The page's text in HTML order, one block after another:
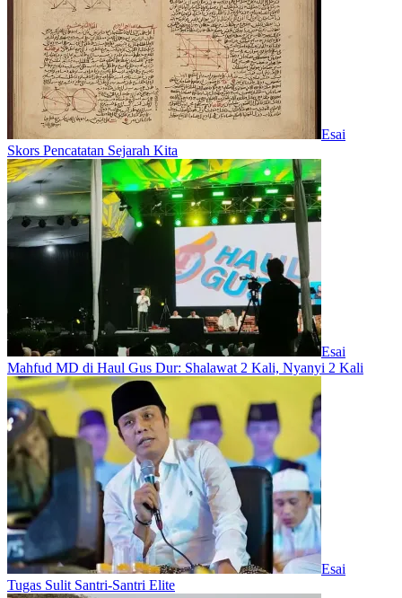
Esai
Skors Pencatatan Sejarah Kita
Esai
Mahfud MD di Haul Gus Dur: Shalawat 2 Kali, Nyanyi 2 Kali
Esai
Tugas Sulit Santri-Santri Elite